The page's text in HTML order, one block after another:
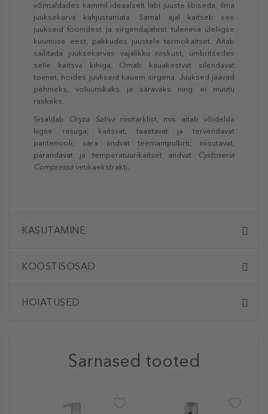
võimaldades kammil ideaalselt läbi juuste libiseda, ilma
juuksekarva kahjustamata. Samal ajal kaitseb see
juukseid föönidest ja sirgendajatest tuleneva üleliigse
kuumuse eest, pakkudes juustele termokaitset. Aitab
säilitada juuksekarvas vajalikku niiskust, ümbritsedes
selle kaitsva kihiga. Omab kauakestvat silendavat
toimet, hoides juukseid kauem sirgena. Juuksed jäävad
pehmeks, volüümikaks ja säravaks ning ei muutu
raskeks.
Sisaldab
Oryza Sativariisitärklist, mis aitab võidelda
liigse rasuga; kaitsvat, taastavat ja tervendavat
pantenooli; sära andvat teemantpulbrit; niisutavat,
parandavat ja temperatuurikaitset andvat
Cystoseria
Compressa vetikaekstrakti.
KASUTAMINE
KOOSTISOSAD
HOIATUSED
Sarnased tooted